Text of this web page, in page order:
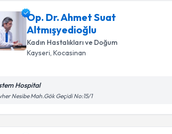
Op. Dr. Ahmet Suat
Altmışyedioğlu
Kadın Hastalıkları ve Doğum
Kayseri, Kocasinan
Hospital
Nesibe Mah.Gök Geçidi No:15/1